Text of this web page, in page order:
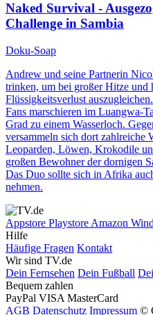
Naked Survival -
Challenge in Sambia
Doku-Soap
Andrew und seine Partnerin
trinken, um bei großer Hitze und
Flüssigkeitsverlust
Fans marschieren im Luangwa-
Grad zu einem Wasserloch.
versammeln sich dort zahlreiche
Leoparden, Löwen, Krokodile
großen Bewohner der dornigen
Das Duo sollte sich in Afrika
nehmen.
Appstore Playstore Amazon
Hilfe
Häufige Fragen Kontakt
Wir sind TV.de
Dein Fernsehen Dein Fußball
Bequem zahlen
PayPal VISA MasterCard
AGB Datenschutz Impressum ©